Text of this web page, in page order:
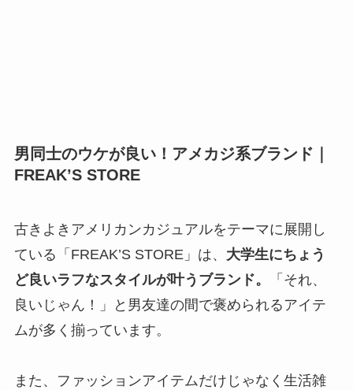
男同士のウケが良い！アメカジ系ブランド｜
FREAK’S STORE
古きよきアメリカンカジュアルをテーマに展開し
ている「FREAK’S STORE」は、 大学生にちょう
ど良いラフなスタイルが叶うブランド。
「それ、
良いじゃん！」と男友達の間で褒められるアイテ
ムが多く揃っています。
また、ファッションアイテムだけじゃなく生活雑